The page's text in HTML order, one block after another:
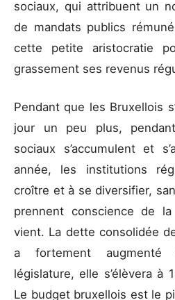
sociaux, qui attribuent un
de mandats publics
cette petite aristocratie
grassement ses revenus
Pendant que les Bruxellois
jour un peu plus,
sociaux s’accumulent et
année, les institutions
croître et à se diversifier,
prennent conscience de la
vient. La dette consolidée
a fortement augmenté
législature, elle s’élèvera à
Le budget bruxellois est le